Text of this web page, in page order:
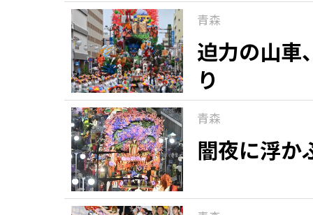
青森
迫力の山車
り
青森
闇夜に浮